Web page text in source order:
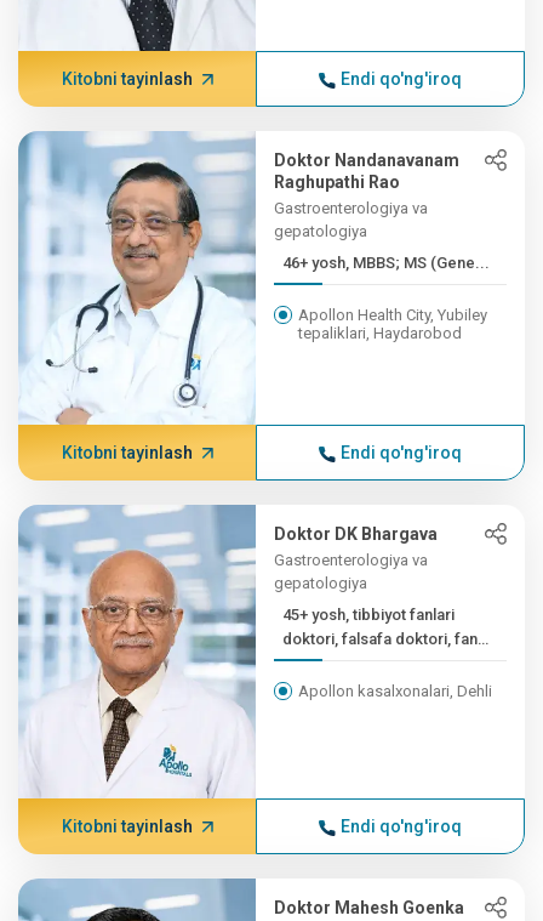
Kitobni tayinlash Endi qo'ng'iroq
Doktor Nandanavanam
Raghupathi Rao
Gastroenterologiya va
gepatologiya
46+ yosh, MBBS; MS (Gene...
Apollon Health City, Yubiley
tepaliklari, Haydarobod
Kitobni tayinlash Endi qo'ng'iroq
Doktor DK Bhargava
Gastroenterologiya va
gepatologiya
45+ yosh, tibbiyot fanlari
doktori, falsafa doktori, fan
doktori,...
Apollon kasalxonalari, Dehli
Kitobni tayinlash Endi qo'ng'iroq
Doktor Mahesh Goenka